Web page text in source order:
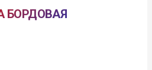
БОРДОВАЯ